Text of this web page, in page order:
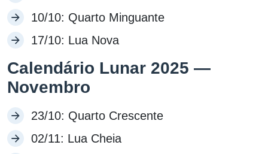
10/10: Quarto Minguante
17/10: Lua Nova
Calendário Lunar 2025 —
Novembro
23/10: Quarto Crescente
02/11: Lua Cheia